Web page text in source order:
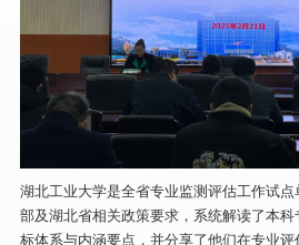
湖北工业大学是全省专业监测评估工作试
部及湖北省相关政策要求，系统解读了本
标体系与内涵要点，并分享了他们在专业